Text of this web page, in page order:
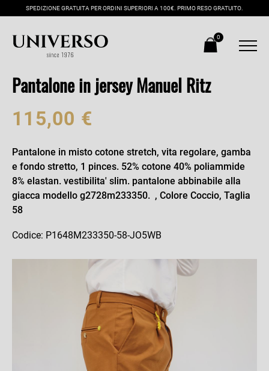
SPEDIZIONE GRATUITA PER ORDINI SUPERIORI A 100€. PRIMO RESO GRATUITO.
0
Pantalone in jersey Manuel Ritz
115,00 €
Pantalone in misto cotone stretch, vita regolare, gamba
e fondo stretto, 1 pinces. 52% cotone 40% poliammide
8% elastan. vestibilita' slim. pantalone abbinabile alla
giacca modello g2728m233350. , Colore Coccio, Taglia
58
Codice: P1648M233350-58-JO5WB